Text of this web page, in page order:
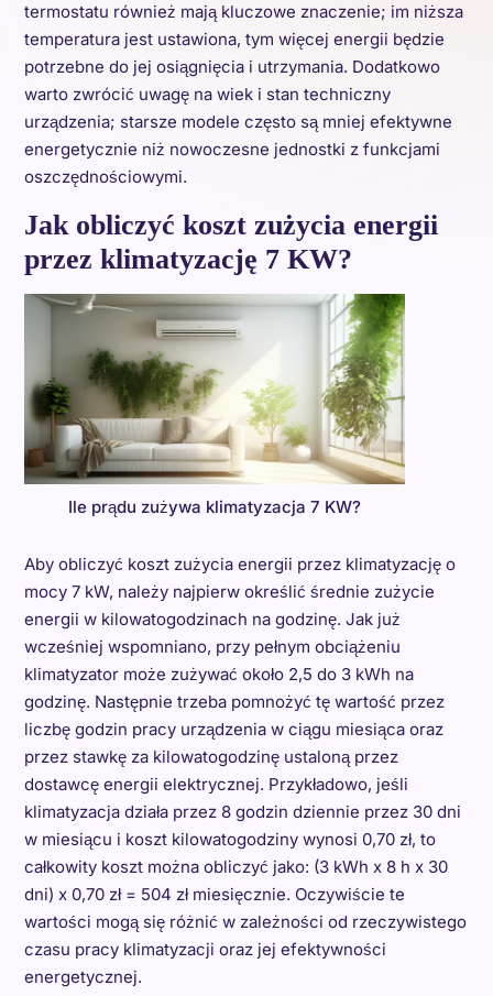
termostatu również mają kluczowe znaczenie; im niższa
temperatura jest ustawiona, tym więcej energii będzie
potrzebne do jej osiągnięcia i utrzymania. Dodatkowo
warto zwrócić uwagę na wiek i stan techniczny
urządzenia; starsze modele często są mniej efektywne
energetycznie niż nowoczesne jednostki z funkcjami
oszczędnościowymi.
Jak obliczyć koszt zużycia energii
przez klimatyzację 7 KW?
Ile prądu zużywa klimatyzacja 7 KW?
Aby obliczyć koszt zużycia energii przez klimatyzację o
mocy 7 kW, należy najpierw określić średnie zużycie
energii w kilowatogodzinach na godzinę. Jak już
wcześniej wspomniano, przy pełnym obciążeniu
klimatyzator może zużywać około 2,5 do 3 kWh na
godzinę. Następnie trzeba pomnożyć tę wartość przez
liczbę godzin pracy urządzenia w ciągu miesiąca oraz
przez stawkę za kilowatogodzinę ustaloną przez
dostawcę energii elektrycznej. Przykładowo, jeśli
klimatyzacja działa przez 8 godzin dziennie przez 30 dni
w miesiącu i koszt kilowatogodziny wynosi 0,70 zł, to
całkowity koszt można obliczyć jako: (3 kWh x 8 h x 30
dni) x 0,70 zł = 504 zł miesięcznie. Oczywiście te
wartości mogą się różnić w zależności od rzeczywistego
czasu pracy klimatyzacji oraz jej efektywności
energetycznej.